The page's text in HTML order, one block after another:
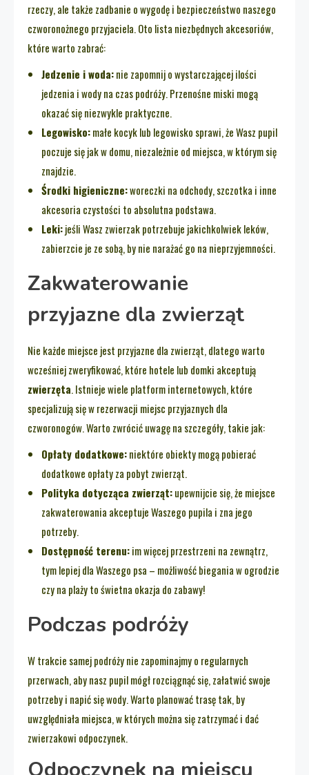
rzeczy, ale także zadbanie o wygodę i bezpieczeństwo naszego
czworonożnego przyjaciela. Oto lista niezbędnych akcesoriów,
które warto zabrać:
Jedzenie i woda:nie zapomnij o wystarczającej ilości
jedzenia i wody na czas podróży. Przenośne miski mogą
okazać się niezwykle praktyczne.
Legowisko:małe kocyk lub legowisko sprawi, że Wasz pupil
poczuje się jak w domu, niezależnie od miejsca, w którym się
znajdzie.
Środki higieniczne:woreczki na odchody, szczotka i inne
akcesoria czystości to absolutna podstawa.
Leki:jeśli Wasz zwierzak potrzebuje jakichkolwiek leków,
zabierzcie je ze sobą, by nie narażać go na nieprzyjemności.
Zakwaterowanie
przyjazne dla zwierząt
Nie każde miejsce jest przyjazne dla zwierząt, dlatego warto
wcześniej zweryfikować, które hotele lub domki akceptują
zwierzęta. Istnieje wiele platform internetowych, które
specjalizują się w rezerwacji miejsc przyjaznych dla
czworonogów. Warto zwrócić uwagę na szczegóły, takie jak:
Opłaty dodatkowe:niektóre obiekty mogą pobierać
dodatkowe opłaty za pobyt zwierząt.
Polityka dotycząca zwierząt:upewnijcie się, że miejsce
zakwaterowania akceptuje Waszego pupila i zna jego
potrzeby.
Dostępność terenu:im więcej przestrzeni na zewnątrz,
tym lepiej dla Waszego psa – możliwość biegania w ogrodzie
czy na plaży to świetna okazja do zabawy!
Podczas podróży
W trakcie samej podróży nie zapominajmy o regularnych
przerwach, aby nasz pupil mógł rozciągnąć się, załatwić swoje
potrzeby i napić się wody. Warto planować trasę tak, by
uwzględniała miejsca, w których można się zatrzymać i dać
zwierzakowi odpoczynek.